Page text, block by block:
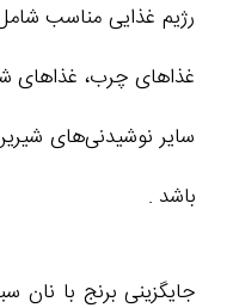
رژیم غذایی مناسب
غذاهای چرب، غذاهای
سایر نوشیدنی‌های
باشد .
جایگزینی برنج با نان